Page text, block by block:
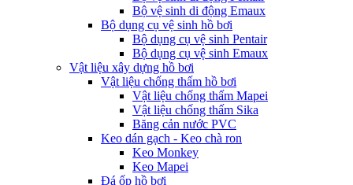
Bộ vệ sinh di động Emaux
Bộ dụng cụ vệ sinh hồ bơi
Bộ dụng cụ vệ sinh Pentair
Bộ dụng cụ vệ sinh Emaux
Vật liệu xây dựng hồ bơi
Vật liệu chống thấm hồ bơi
Vật liệu chống thấm Mapei
Vật liệu chống thấm Sika
Băng cản nước PVC
Keo dán gạch - Keo chà ron
Keo Monkey
Keo Mapei
Đá ốp hồ bơi